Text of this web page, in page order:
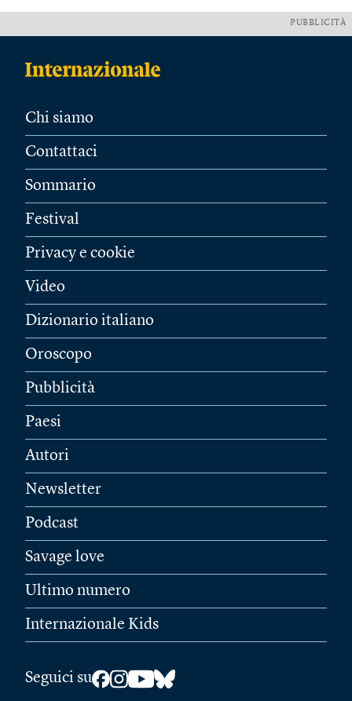
PUBBLICITÀ
Chi siamo
Contattaci
Sommario
Festival
Privacy e cookie
Video
Dizionario italiano
Oroscopo
Pubblicità
Paesi
Autori
Newsletter
Podcast
Savage love
Ultimo numero
Internazionale Kids
Seguici su